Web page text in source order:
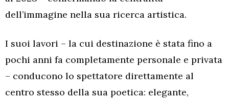
dell’immagine nella sua ricerca artistica.
I suoi lavori – la cui destinazione è stata fino a
pochi anni fa completamente personale e privata
– conducono lo spettatore direttamente al
centro stesso della sua poetica: elegante,